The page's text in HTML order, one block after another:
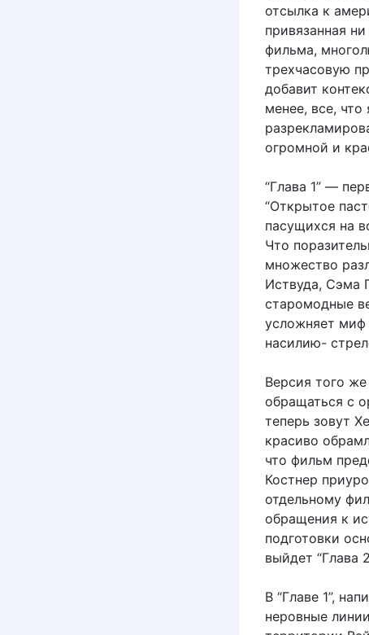
отсылка к
привязанная
фильма,
трехчасовую
добавит
менее, все, что
огромной и
“Глава 1” —
“Открытое
пасущихся на
Что
множество
Иствуда, Сэма
старомодные
усложняет
насилию-
Версия того
обращаться с
теперь зовут
красиво
что фильм
Костнер
отдельному
обращения к
подготовки
выйдет “Глава
В “Главе 1”,
неровные